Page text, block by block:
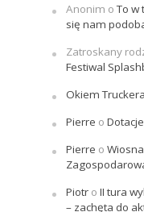
Anonim oTo w
się nam
Zatroskany
Festiwal
Okiem Truckera
Pierre o
Pierre o
Piotro II tura
– zachęta do